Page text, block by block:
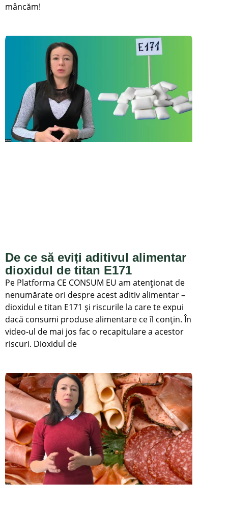
mâncăm!
De ce să eviți aditivul alimentar
dioxidul de titan E171
Pe Platforma CE CONSUM EU am atenționat de
nenumărate ori despre acest aditiv alimentar –
dioxidul e titan E171 și riscurile la care te expui
dacă consumi produse alimentare ce îl conțin. În
video-ul de mai jos fac o recapitulare a acestor
riscuri. Dioxidul de